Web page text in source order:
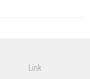
Link